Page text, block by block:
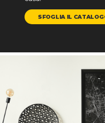
SFOGLIA IL